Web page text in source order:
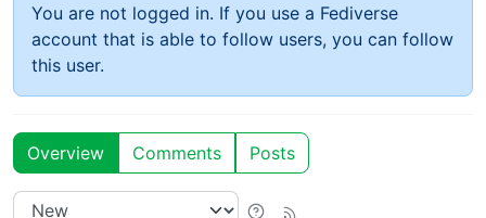
You are not logged in. If you use a Fediverse
account that is able to follow users, you can follow
this user.
Overview Comments Posts